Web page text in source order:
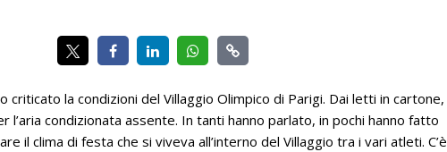
criticato la condizioni del Villaggio Olimpico di Parigi. Dai letti in cartone,
l’aria condizionata assente. In tanti hanno parlato, in pochi hanno fatto
il clima di festa che si viveva all’interno del Villaggio tra i vari atleti. C’è